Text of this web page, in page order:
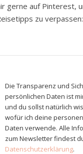
gerne auf Pinterest,
zu verpassen:
Die Transparenz und
persönlichen Daten ist
und du sollst natürlich
wofür ich deine
Daten verwende. Alle
zum Newsletter findest
Datenschutzerklärung.